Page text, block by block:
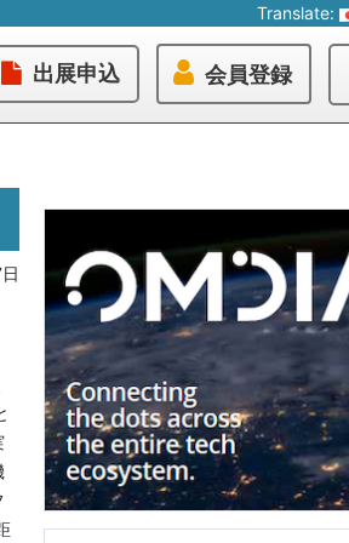
Translate:
出展申込 会員登録